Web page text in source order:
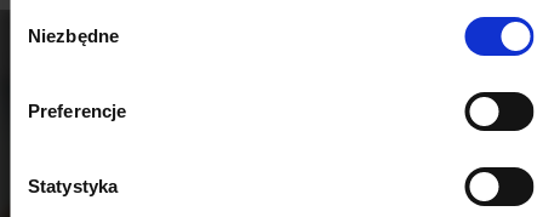
Wybór
zgody
Niezbędne
Preferencje
Statystyka